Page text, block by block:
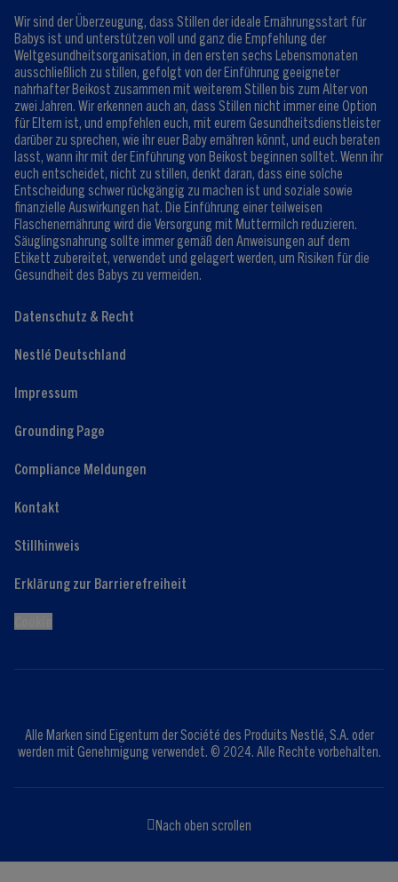
Kontaktformular
Registrieren/Anmelden
Wir sind der Überzeugung, dass Stillen der ideale Ernährungsstart für
Babys ist und unterstützen voll und ganz die Empfehlung der
Weltgesundheitsorganisation, in den ersten sechs Lebensmonaten
ausschließlich zu stillen, gefolgt von der Einführung geeigneter
nahrhafter Beikost zusammen mit weiterem Stillen bis zum Alter von
zwei Jahren. Wir erkennen auch an, dass Stillen nicht immer eine Option
für Eltern ist, und empfehlen euch, mit eurem Gesundheitsdienstleister
darüber zu sprechen, wie ihr euer Baby ernähren könnt, und euch beraten
lasst, wann ihr mit der Einführung von Beikost beginnen solltet. Wenn ihr
euch entscheidet, nicht zu stillen, denkt daran, dass eine solche
Entscheidung schwer rückgängig zu machen ist und soziale sowie
finanzielle Auswirkungen hat. Die Einführung einer teilweisen
Flaschenernährung wird die Versorgung mit Muttermilch reduzieren.
Säuglingsnahrung sollte immer gemäß den Anweisungen auf dem
Etikett zubereitet, verwendet und gelagert werden, um Risiken für die
Gesundheit des Babys zu vermeiden.
Datenschutz & Recht
Nestlé Deutschland
Impressum
Grounding Page
Compliance Meldungen
Kontakt
Stillhinweis
Erklärung zur Barrierefreiheit
Alle Marken sind Eigentum der Société des Produits Nestlé, S.A. oder
werden mit Genehmigung verwendet. © 2024. Alle Rechte vorbehalten.
Nach oben scrollen